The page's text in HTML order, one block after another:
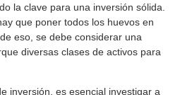
la clave para una inversión sólida.
que poner todos los huevos en
eso, se debe considerar una
diversas clases de activos para
inversión, es esencial investigar a